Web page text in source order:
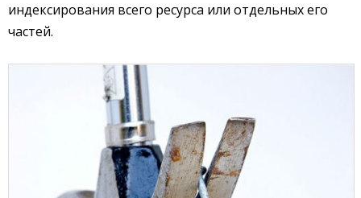
индексирования всего ресурса или отдельных его
частей.